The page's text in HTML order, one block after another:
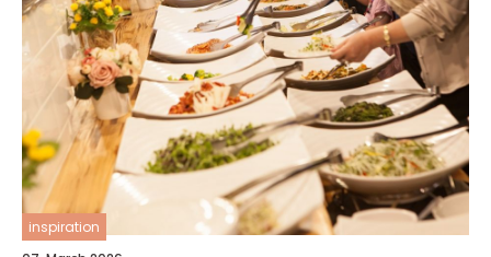
inspiration